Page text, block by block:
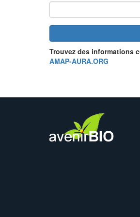
Trouvez des informations
AMAP-AURA.ORG